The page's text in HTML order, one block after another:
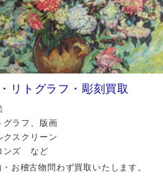
リトグラフ・彫刻買取
グラフ、版画
クスクリーン
ンズ など
お稽古物問わず買取いたします。